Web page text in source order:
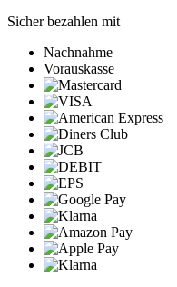
Sicher bezahlen mit
Nachnahme
Vorauskasse